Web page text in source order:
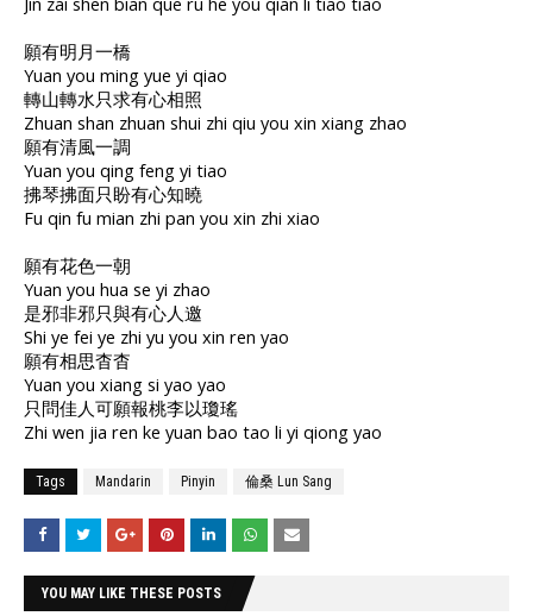
願有明月一橋
Yuan you ming yue yi qiao
轉山轉水只求有心相照
Zhuan shan zhuan shui zhi qiu you xin xiang zhao
願有清風一調
Yuan you qing feng yi tiao
拂琴拂面只盼有心知曉
Fu qin fu mian zhi pan you xin zhi xiao
願有花色一朝
Yuan you hua se yi zhao
是邪非邪只與有心人邀
Shi ye fei ye zhi yu you xin ren yao
願有相思杳杳
Yuan you xiang si yao yao
只問佳人可願報桃李以瓊瑤
Zhi wen jia ren ke yuan bao tao li yi qiong yao
Tags Mandarin Pinyin 倫桑 Lun Sang
YOU MAY LIKE THESE POSTS